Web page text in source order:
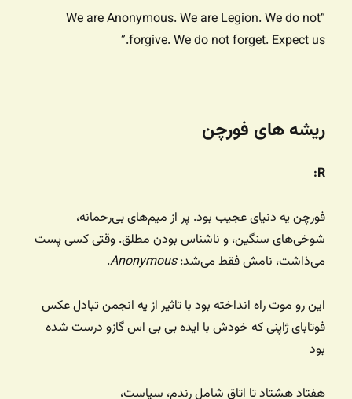
“We are Anonymous. We are Legion. We do not
forgive. We do not forget. Expect us.”
ریشه های فورچن
فورچن یه دنیای عجیب بود. پر از میم‌های بی‌رحمانه،
شوخی‌های سنگین، و ناشناس بودن مطلق. وقتی کسی پست
می‌ذاشت، نامش فقط می‌شد:Anonymous
.
این رو موت راه انداخته بود با تاثیر از یه انجمن تبادل عکس
فوتابای ژاپنی که خودش با ایده بی بی اس گازو درست شده
بود
هفتاد هشتاد تا اتاق شامل رندم، سیاست،